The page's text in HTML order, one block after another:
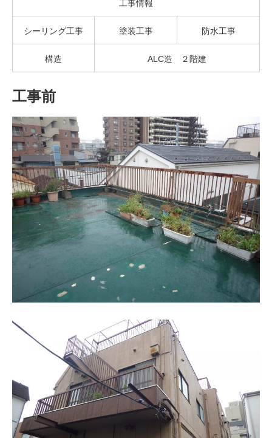
工事情報
シーリング工事 塗装工事 防水工事
構造 ALC造 ２階建
工事前